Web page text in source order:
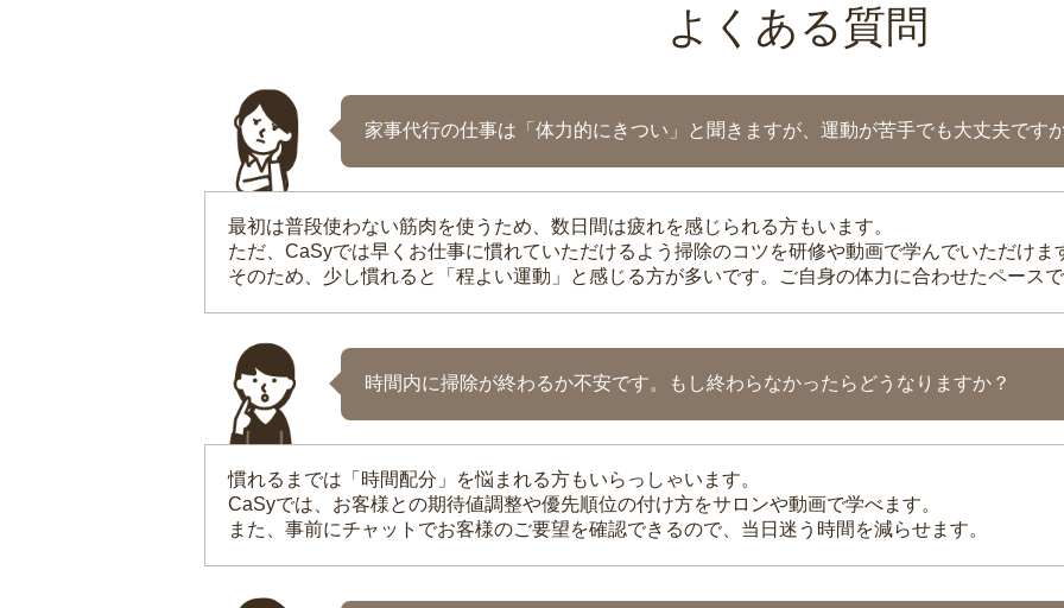
よくある質問
家事代行の仕事は「体力的にきつい」と聞きますが、運動が苦手でも大丈夫です
最初は普段使わない筋肉を使うため、数日間は疲れを感じられる方もいます。
ただ、CaSyでは早くお仕事に慣れていただけるよう掃除のコツを研修や動画で学んでいただけま
そのため、少し慣れると「程よい運動」と感じる方が多いです。ご自身の体力に合わせたペース
時間内に掃除が終わるか不安です。もし終わらなかったらどうなりますか？
慣れるまでは「時間配分」を悩まれる方もいらっしゃいます。
CaSyでは、お客様との期待値調整や優先順位の付け方をサロンや動画で学べます。
また、事前にチャットでお客様のご要望を確認できるので、当日迷う時間を減らせます。